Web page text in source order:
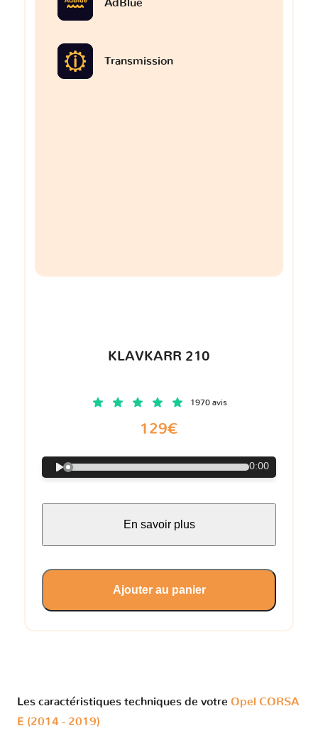
AdBlue
Transmission
KLAVKARR 210
1970 avis
129€
0:00
En savoir plus
Ajouter au panier
Les caractéristiques techniques de votre Opel CORSA
E (2014 - 2019)